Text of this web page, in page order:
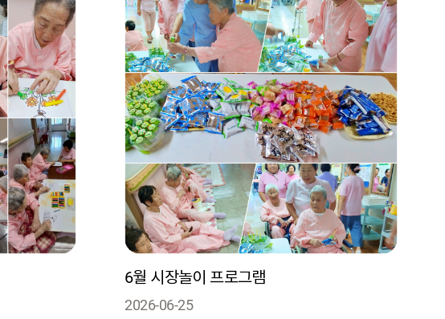
6월 시장놀이 프로그램
2026-06-25